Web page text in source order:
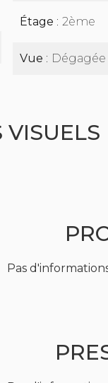
Étage 2ème
Vue Dégagée
VISUELS
Pas